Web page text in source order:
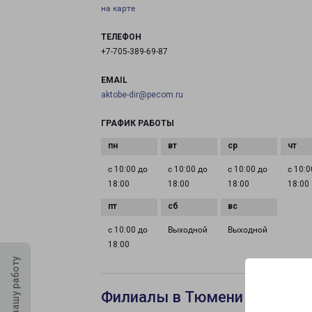
на карте
ТЕЛЕФОН
+7-705-389-69-87
EMAIL
aktobe-dir@pecom.ru
ГРАФИК РАБОТЫ
с 10:00 до
18:00
с 10:00 до
18:00
с 10:00 до
18:00
с
18:00
с 10:00 до
18:00
Выходной Выходной
Филиалы в Тюмени